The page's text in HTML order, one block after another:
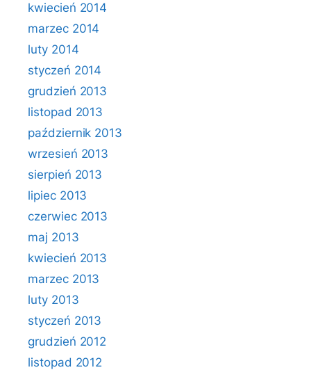
kwiecień 2014
marzec 2014
luty 2014
styczeń 2014
grudzień 2013
listopad 2013
październik 2013
wrzesień 2013
sierpień 2013
lipiec 2013
czerwiec 2013
maj 2013
kwiecień 2013
marzec 2013
luty 2013
styczeń 2013
grudzień 2012
listopad 2012